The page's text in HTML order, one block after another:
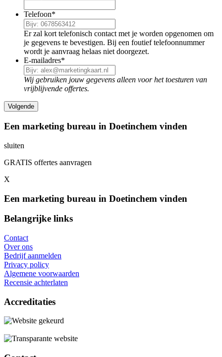
Telefoon*
Er zal kort telefonisch contact met je worden opgenomen om
je gegevens te bevestigen. Bij een foutief telefoonnummer
wordt je aanvraag helaas niet doorgezet.
E-mailadres*
Wij gebruiken jouw gegevens alleen voor het toesturen van
vrijblijvende offertes.
Een marketing bureau in Doetinchem vinden
sluiten
GRATIS offertes aanvragen
X
Een marketing bureau in Doetinchem vinden
Belangrijke links
Contact
Over ons
Bedrijf aanmelden
Privacy policy
Algemene voorwaarden
Recensie achterlaten
Accreditaties